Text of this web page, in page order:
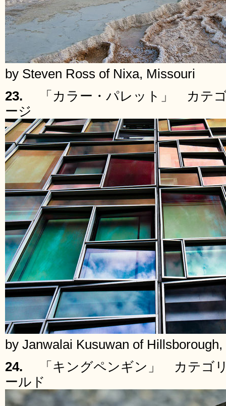
by Steven Ross of Nixa, Missouri
23.
「カラー・パレット」 カテ
ージ
by Janwalai Kusuwan of
24.
「キングペンギン」 カテゴ
ールド